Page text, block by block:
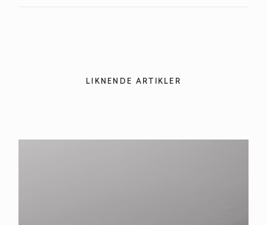
LIKNENDE ARTIKLER